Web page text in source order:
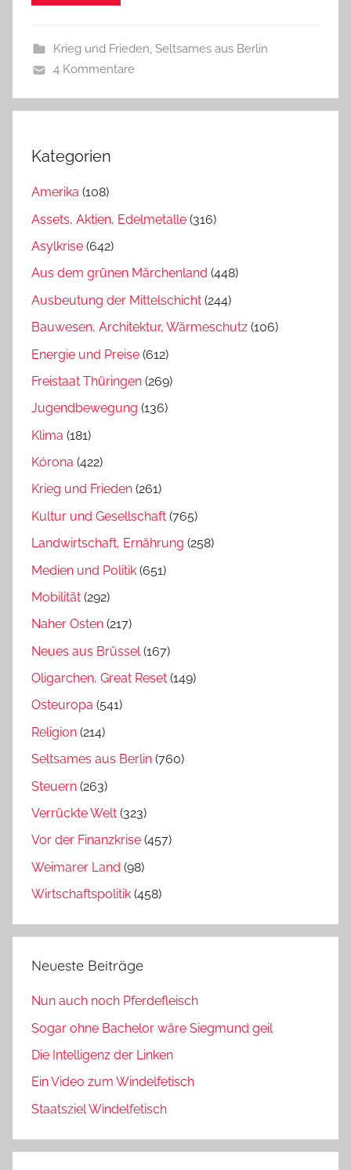
Krieg und Frieden, Seltsames aus Berlin
4 Kommentare
Kategorien
Amerika (108)
Assets, Aktien, Edelmetalle (316)
Asylkrise (642)
Aus dem grünen Märchenland (448)
Ausbeutung der Mittelschicht (244)
Bauwesen, Architektur, Wärmeschutz (106)
Energie und Preise (612)
Freistaat Thüringen (269)
Jugendbewegung (136)
Klima (181)
Kórona (422)
Krieg und Frieden (261)
Kultur und Gesellschaft (765)
Landwirtschaft, Ernährung (258)
Medien und Politik (651)
Mobilität (292)
Naher Osten (217)
Neues aus Brüssel (167)
Oligarchen, Great Reset (149)
Osteuropa (541)
Religion (214)
Seltsames aus Berlin (760)
Steuern (263)
Verrückte Welt (323)
Vor der Finanzkrise (457)
Weimarer Land (98)
Wirtschaftspolitik (458)
Neueste Beiträge
Nun auch noch Pferdefleisch
Sogar ohne Bachelor wäre Siegmund geil
Die Intelligenz der Linken
Ein Video zum Windelfetisch
Staatsziel Windelfetisch